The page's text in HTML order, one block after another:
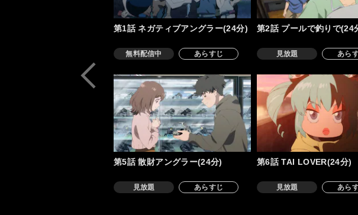
第1話 ネガティブアングラー(24分)
無料配信中 あらすじ
第2話 プールで釣りで(24
見放題 あら
第5話 散財アングラー(24分)
見放題 あらすじ
第6話 TAI LOVER(24分)
見放題 あら